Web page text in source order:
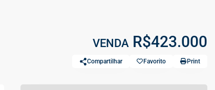
VENDA R$423.000
Compartilhar Favorito Print